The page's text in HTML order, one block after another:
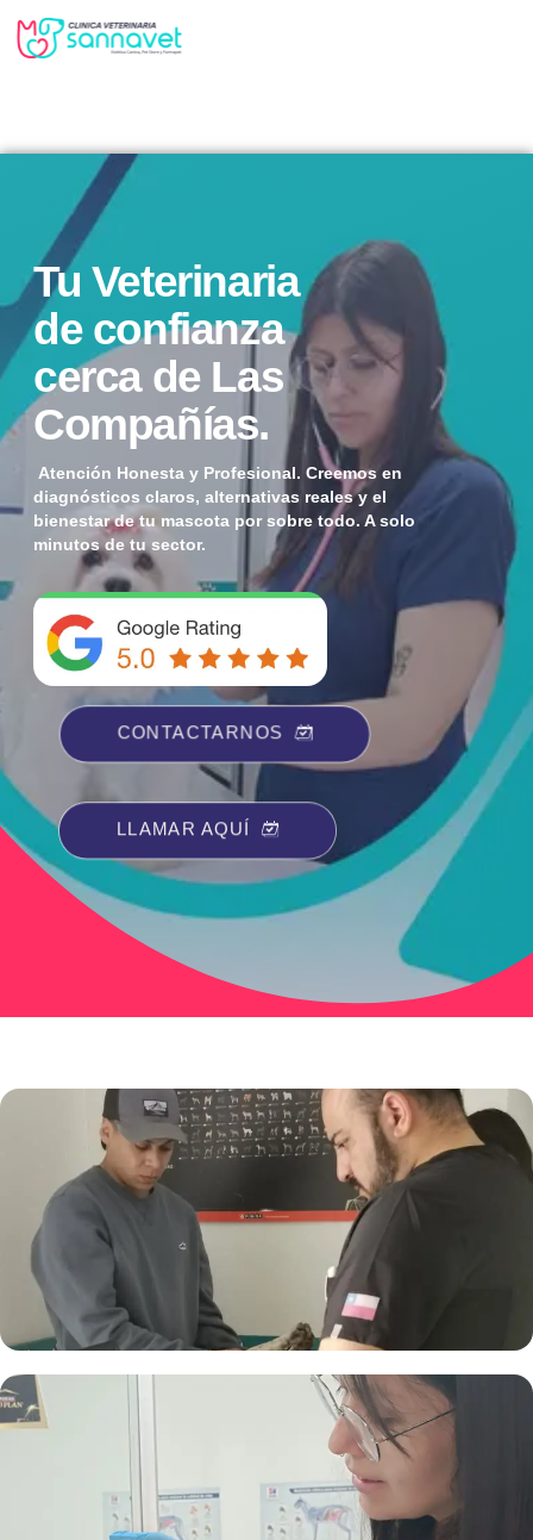
Tu Veterinaria
de confianza
cerca de Las
Compañías.
Atención Honesta y Profesional. Creemos en
diagnósticos claros, alternativas reales y el
bienestar de tu mascota por sobre todo. A solo
minutos de tu sector.
CONTACTARNOS
LLAMAR AQUÍ